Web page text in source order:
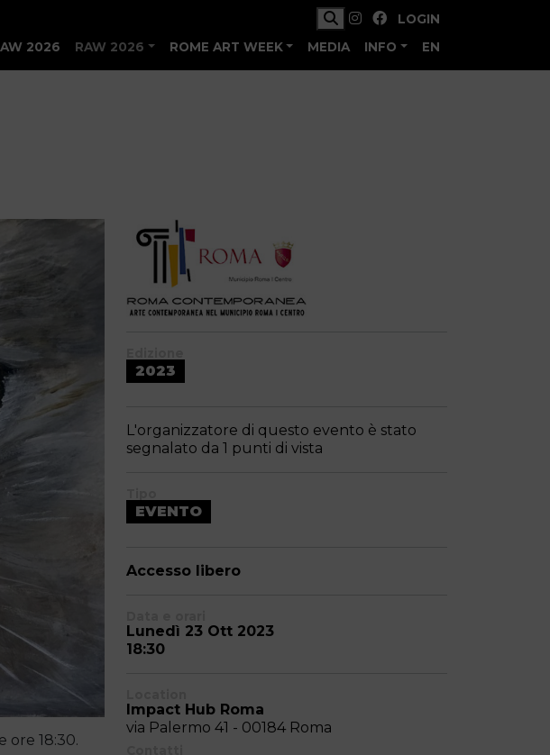
LOGIN
2026 RAW 2026 ROME ART WEEK MEDIA INFO EN
ore 18:30.
2023
L'organizzatore di questo evento è stato
segnalato da 1 punti di vista
EVENTO
Accesso libero
Lunedì 23 Ott 2023
18:30
Impact Hub Roma
via Palermo 41 - 00184 Roma